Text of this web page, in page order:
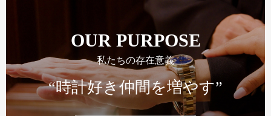
OUR PURPOSE
私たちの存在意義
“時計好き仲間を増やす”